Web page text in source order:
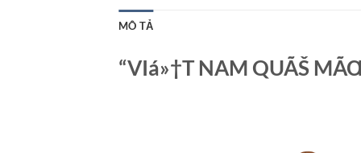
MÔ TẢ
“VIá»†T NAM QUÃŠ